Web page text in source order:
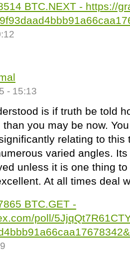
BTC.NEXT - https://
- 15:13
is if truth be told
you may be now.
relating to
varied angles.
unless it is one thing
At all times deal
BTC.GET -
poll/